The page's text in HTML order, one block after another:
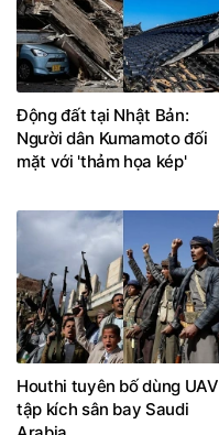
Động đất tại Nhật Bản:
Người dân Kumamoto đối
mặt với 'thảm họa kép'
Houthi tuyên bố dùng UAV
tập kích sân bay Saudi